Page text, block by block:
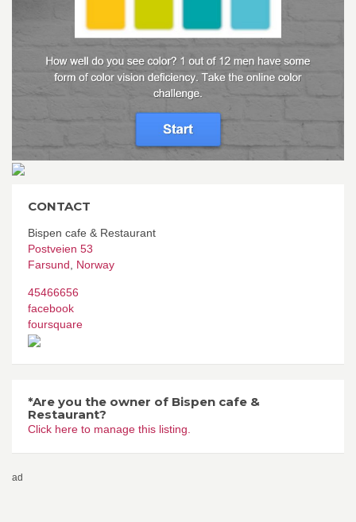
CONTACT
Bispen cafe & Restaurant
Postveien 53
Farsund
Norway
45466656
facebook
foursquare
*Are you the owner of Bispen cafe &
Restaurant?
Click here to manage this listing.
ad